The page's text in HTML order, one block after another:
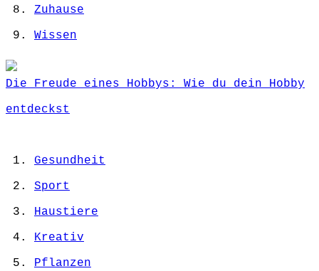
Zuhause
Wissen
Die Freude eines Hobbys: Wie du dein Hobby
entdeckst
Gesundheit
Sport
Haustiere
Kreativ
Pflanzen